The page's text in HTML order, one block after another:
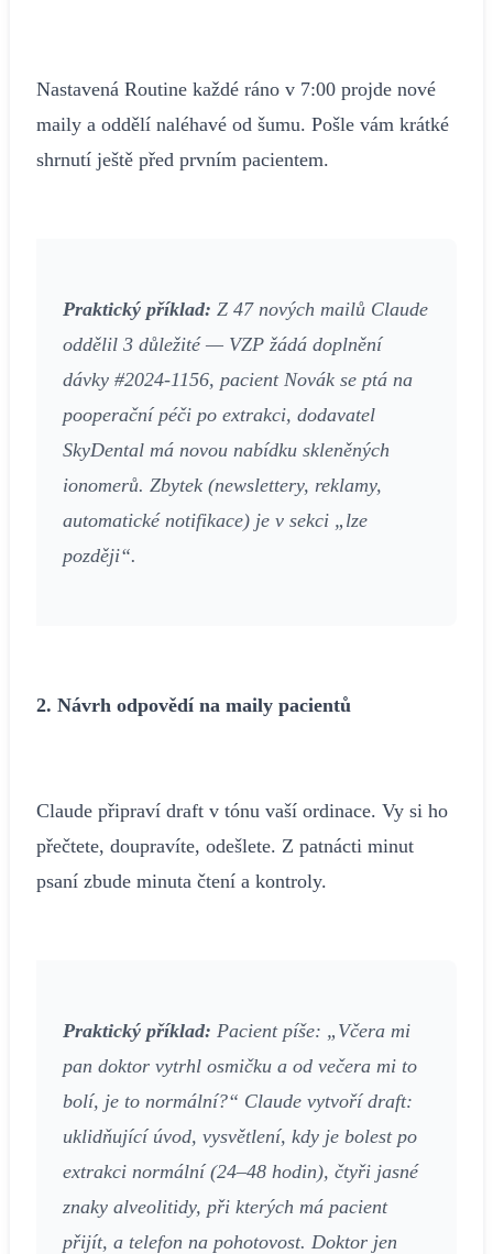
Nastavená Routine každé ráno v 7:00 projde nové
maily a oddělí naléhavé od šumu. Pošle vám krátké
shrnutí ještě před prvním pacientem.
Praktický příklad: Z 47 nových mailů Claude
oddělil 3 důležité — VZP žádá doplnění
dávky #2024-1156, pacient Novák se ptá na
pooperační péči po extrakci, dodavatel
SkyDental má novou nabídku skleněných
ionomerů. Zbytek (newslettery, reklamy,
automatické notifikace) je v sekci „lze
později“.
2. Návrh odpovědí na maily pacientů
Claude připraví draft v tónu vaší ordinace. Vy si ho
přečtete, doupravíte, odešlete. Z patnácti minut
psaní zbude minuta čtení a kontroly.
Praktický příklad: Pacient píše: „Včera mi
pan doktor vytrhl osmičku a od večera mi to
bolí, je to normální?“ Claude vytvoří draft:
uklidňující úvod, vysvětlení, kdy je bolest po
extrakci normální (24–48 hodin), čtyři jasné
znaky alveolitidy, při kterých má pacient
přijít, a telefon na pohotovost. Doktor jen